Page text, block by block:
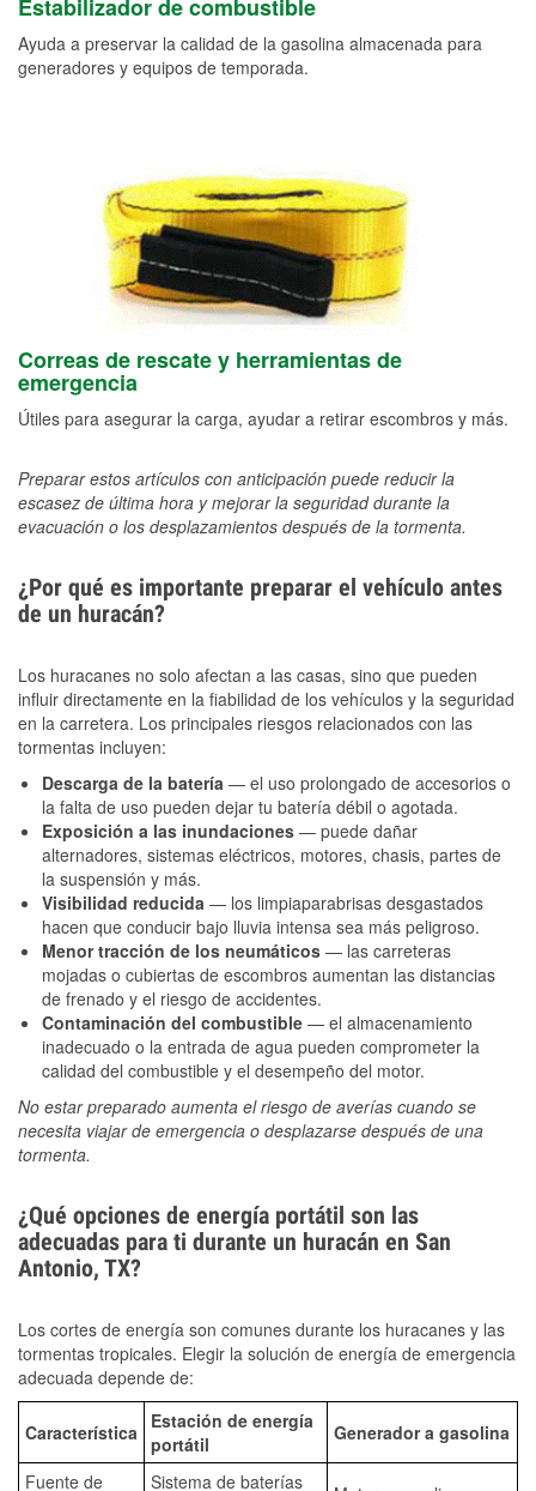
Estabilizador de combustible
Ayuda a preservar la calidad de la gasolina almacenada para
generadores y equipos de temporada.
Correas de rescate y herramientas de
emergencia
Útiles para asegurar la carga, ayudar a retirar escombros y más.
Preparar estos artículos con anticipación puede reducir la
escasez de última hora y mejorar la seguridad durante la
evacuación o los desplazamientos después de la tormenta.
¿Por qué es importante preparar el vehículo antes
de un huracán?
Los huracanes no solo afectan a las casas, sino que pueden
influir directamente en la fiabilidad de los vehículos y la seguridad
en la carretera. Los principales riesgos relacionados con las
tormentas incluyen:
Descarga de la batería — el uso prolongado de accesorios o
la falta de uso pueden dejar tu batería débil o agotada.
Exposición a las inundaciones — puede dañar
alternadores, sistemas eléctricos, motores, chasis, partes de
la suspensión y más.
Visibilidad reducida — los limpiaparabrisas desgastados
hacen que conducir bajo lluvia intensa sea más peligroso.
Menor tracción de los neumáticos — las carreteras
mojadas o cubiertas de escombros aumentan las distancias
de frenado y el riesgo de accidentes.
Contaminación del combustible — el almacenamiento
inadecuado o la entrada de agua pueden comprometer la
calidad del combustible y el desempeño del motor.
No estar preparado aumenta el riesgo de averías cuando se
necesita viajar de emergencia o desplazarse después de una
tormenta.
¿Qué opciones de energía portátil son las
adecuadas para ti durante un huracán en San
Antonio, TX?
Los cortes de energía son comunes durante los huracanes y las
tormentas tropicales. Elegir la solución de energía de emergencia
adecuada depende de:
Característica
Estación de energía
portátil
Generador a gasolina
Fuente de Sistema de baterías